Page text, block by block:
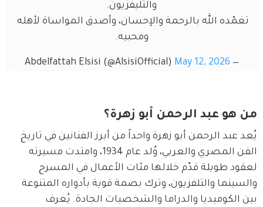
والتليفزيون.
تغمّده الله بالرحمة والإحسان، وأصدق المواساة لأهله
ومحبيه.
— Abdelfattah Elsisi (@AlsisiOfficial)
May 12, 2026
من هو عبد الرحمن أبو زهرة؟
يُعد عبد الرحمن أبو زهرة واحداً من أبرز الفنانين في تاريخ
الفن المصري والعربي، وُلد عام 1934، وامتدت مسيرته
لعقود طويلة قدّم خلالها مئات الأعمال في المسرح
والسينما والتلفزيون، وترك بصمة قوية بأدواره المتنوعة
بين الكوميديا والدراما والشخصيات الجادة. يُعرف